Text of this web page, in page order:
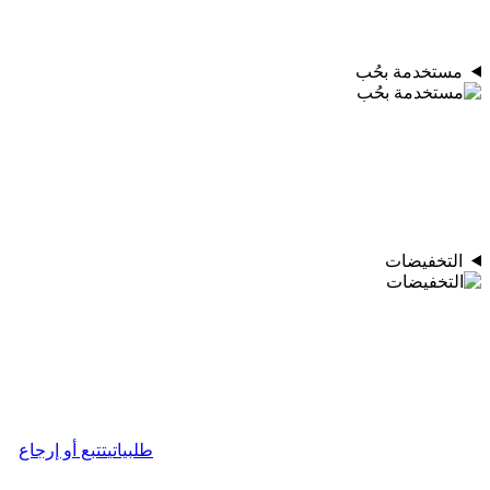
مستخدمة بحُب
التخفيضات
طلبياتيتتبع أو إرجاع